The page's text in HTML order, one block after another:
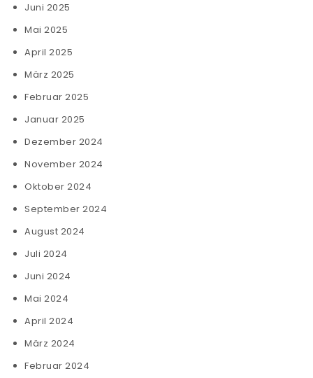
Juni 2025
Mai 2025
April 2025
März 2025
Februar 2025
Januar 2025
Dezember 2024
November 2024
Oktober 2024
September 2024
August 2024
Juli 2024
Juni 2024
Mai 2024
April 2024
März 2024
Februar 2024